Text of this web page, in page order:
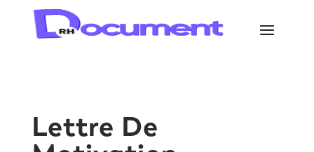
Lettre De